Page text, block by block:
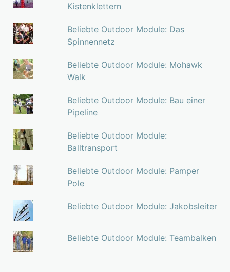
Kistenklettern
Beliebte Outdoor Module: Das
Spinnennetz
Beliebte Outdoor Module: Mohawk
Walk
Beliebte Outdoor Module: Bau einer
Pipeline
Beliebte Outdoor Module:
Balltransport
Beliebte Outdoor Module: Pamper
Pole
Beliebte Outdoor Module: Jakobsleiter
Beliebte Outdoor Module: Teambalken